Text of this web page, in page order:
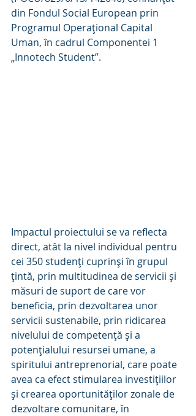
din Fondul Social European prin
Programul Operaţional Capital
Uman, în cadrul Componentei 1
„Innotech Student”.
Impactul proiectului se va reflecta
direct, atât la nivel individual pentru
cei 350 studenţi cuprinşi în grupul
ţintă, prin multitudinea de servicii şi
măsuri de suport de care vor
beneficia, prin dezvoltarea unor
servicii sustenabile, prin ridicarea
nivelului de competenţă şi a
potenţialului resursei umane, a
spiritului antreprenorial, care poate
avea ca efect stimularea investiţiilor
şi crearea oportunităţilor zonale de
dezvoltare comunitare, în